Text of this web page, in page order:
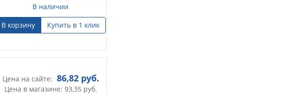
В наличии
В корзину
Купить в 1 клик
Цена на сайте: 86,82руб.
Цена в магазине: 93,35 руб.